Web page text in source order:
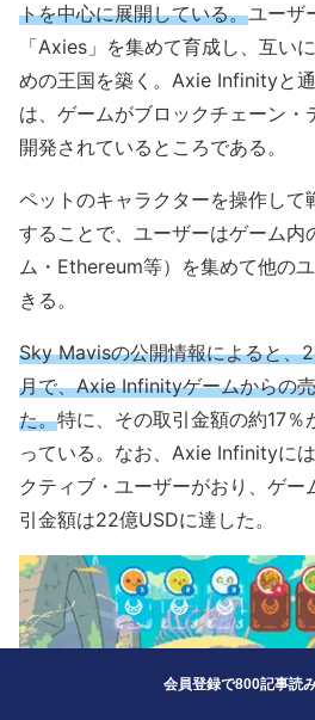
トを中心に展開している。ユーザ
「Axies」を集めて育成し、互い
めの王国を築く。Axie Infinityと
は、ゲームがブロックチェーン・
開発されているところである。
ペットのキャラクターを操作して
することで、ユーザーはゲーム内
ム・Ethereum等）を集めて他の
きる。
Sky Mavisの公開情報によると、
月で、Axie Infinityゲームからの
た。特に、その取引金額の約17
っている。なお、Axie Infinityに
クティブ・ユーザーがおり、ゲー
引金額は22億USDに達した。
会員登録で800記事読